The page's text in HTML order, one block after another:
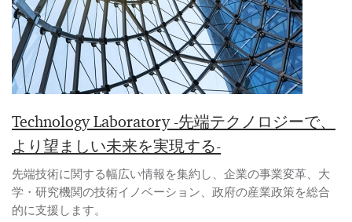
Technology Laboratory -先端テクノロジーで、
より望ましい未来を実現する-
先端技術に関する幅広い情報を集約し、企業の事業変革、大
学・研究機関の技術イノベーション、政府の産業政策を総合
的に支援します。